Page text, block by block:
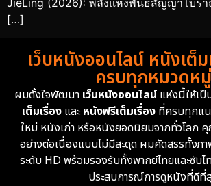
JieLing (2026): พลังแห่งพันธสัญญาโบรา
[…]
เว็บหนังออนไลน์ หนังเต็
ครบทุกหมวดหมู่
ผมตั้งใจพัฒนา เว็บหนังออนไลน์แห่งนี้ให้เ
เต็มเรื่อง และหนังฟรีเต็มเรื่อง ที่ครบทุกแน
ใหม่ หนังเก่า หรือหนังยอดนิยมจากทั่วโลก
อย่างต่อเนื่องแบบไม่มีสะดุด ผมคัดสรรทั้งภ
ระดับ HD พร้อมรองรับทั้งพากย์ไทยและซับ
ประสบการณ์การดูหนังที่ดีที่